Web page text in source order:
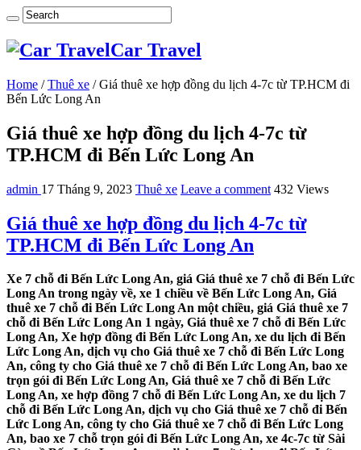
Car Travel
Home / Thuê xe / Giá thuê xe hợp đồng du lịch 4-7c từ TP.HCM đi
Bến Lức Long An
Giá thuê xe hợp đồng du lịch 4-7c từ
TP.HCM đi Bến Lức Long An
admin 17 Tháng 9, 2023 Thuê xe Leave a comment 432 Views
Giá thuê xe hợp đồng du lịch 4-7c từ
TP.HCM đi Bến Lức Long An
Xe 7 chỗ đi Bến Lức Long An, giá Giá thuê xe 7 chỗ đi Bến Lức
Long An trong ngày về, xe 1 chiều về Bến Lức Long An, Giá
thuê xe 7 chỗ đi Bến Lức Long An một chiều, giá Giá thuê xe 7
chỗ đi Bến Lức Long An 1 ngày, Giá thuê xe 7 chỗ đi Bến Lức
Long An, Xe hợp đồng đi Bến Lức Long An, xe du lịch đi Bến
Lức Long An, dịch vụ cho Giá thuê xe 7 chỗ đi Bến Lức Long
An, công ty cho Giá thuê xe 7 chỗ đi Bến Lức Long An, bao xe
trọn gói đi Bến Lức Long An, Giá thuê xe 7 chỗ đi Bến Lức
Long An, xe hợp đồng 7 chỗ đi Bến Lức Long An, xe du lịch 7
chỗ đi Bến Lức Long An, dịch vụ cho Giá thuê xe 7 chỗ đi Bến
Lức Long An, công ty cho Giá thuê xe 7 chỗ đi Bến Lức Long
An, bao xe 7 chỗ trọn gói đi Bến Lức Long An, xe 4c-7c từ Sài